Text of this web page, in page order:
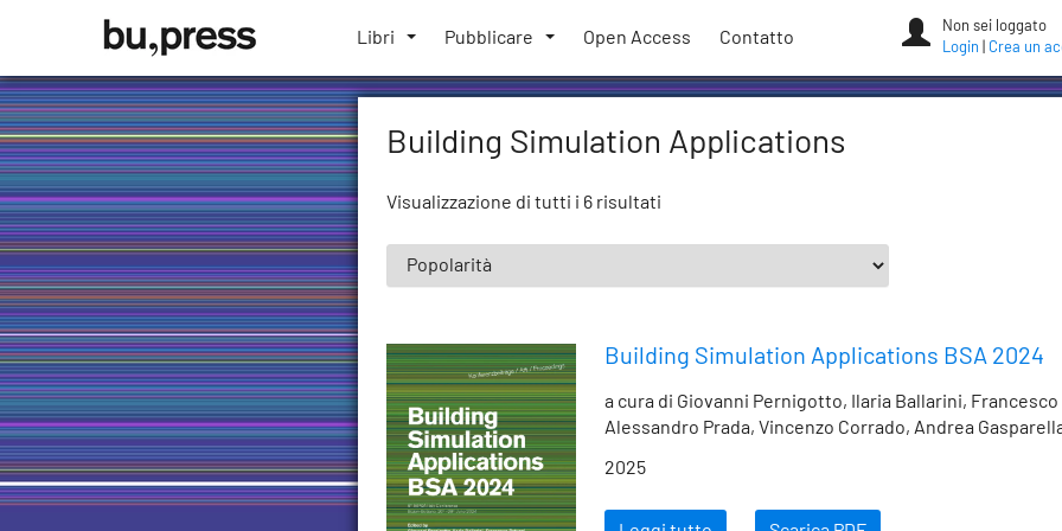
University
Press
Libri Pubblicare Open Access Contatto
Non sei loggato
Login
Crea un
Building Simulation Applications
Visualizzazione di tutti i 6 risultati
Building Simulation Applications BSA 2024
a cura di Giovanni Pernigotto, Ilaria Ballarini, Francesco
Alessandro Prada, Vincenzo Corrado, Andrea
2025